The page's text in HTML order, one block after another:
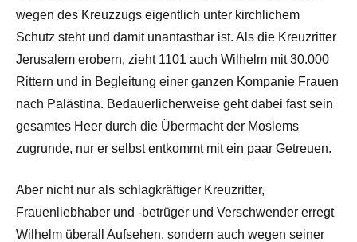
wegen des Kreuzzugs eigentlich unter kirchlichem
Schutz steht und damit unantastbar ist. Als die Kreuzritter
Jerusalem erobern, zieht 1101 auch Wilhelm mit 30.000
Rittern und in Begleitung einer ganzen Kompanie Frauen
nach Palästina. Bedauerlicherweise geht dabei fast sein
gesamtes Heer durch die Übermacht der Moslems
zugrunde, nur er selbst entkommt mit ein paar Getreuen.
Aber nicht nur als schlagkräftiger Kreuzritter,
Frauenliebhaber und -betrüger und Verschwender erregt
Wilhelm überall Aufsehen, sondern auch wegen seiner